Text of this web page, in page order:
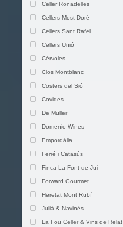
Celler Ronadelles
Cellers Most Doré
Cellers Sant Rafel
Cellers Unió
Cérvoles
Clos Montblanc
Costers del Sió
Covides
De Muller
Domenio Wines
Empordàlia
Ferré i Catasús
Finca La Font de Jui
Forward Gourmet
Heretat Mont Rubí
Julià & Navinès
La Fou Celler & Vins de Relat